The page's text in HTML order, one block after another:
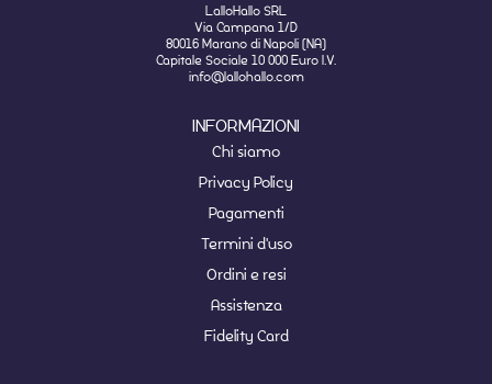
LalloHallo SRL
Via Campana 1/D
80016 Marano di Napoli (NA)
Capitale Sociale 10 000 Euro I.V.
info@lallohallo.com
INFORMAZIONI
Chi siamo
Privacy Policy
Pagamenti
Termini d'uso
Ordini e resi
Assistenza
Fidelity Card